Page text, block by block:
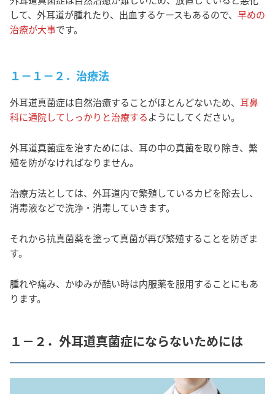
して、外耳道が腫れたり、出血するケースもあるので、 早めの
治療が大事です。
１－１－２．治療法
外耳道真菌症は自然治癒することがほとんどないため、 耳鼻
科に通院してしっかりと治療するようにしてください。
外耳道真菌症を治すためには、耳の中の真菌を取り除き、繁
殖を防がなければなりません。
治療方法としては、外耳道内で繁殖しているカビを除去し、
消毒液などで洗浄・消毒していきます。
それから抗真菌薬を塗って真菌が再び繁殖することを防ぎま
す。
腫れや痛み、かゆみが酷い時は内服薬を服用することにもあ
ります。
１－２．外耳道真菌症にならないためには